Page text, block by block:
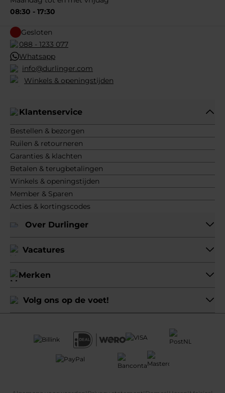
08:30 - 17:30
Gesloten
088 - 1233 077
Whatsapp
info@durlinger.com
Winkels & openingstijden
Klantenservice
Bestellen & bezorgen
Ruilen & retourneren
Garanties & klachten
Betalen & terugbetalingen
Winkels & openingstijden
Member & Sparen
Acties & kortingscodes
Over Durlinger
Vacatures
Merken
Volg ons op de voet!